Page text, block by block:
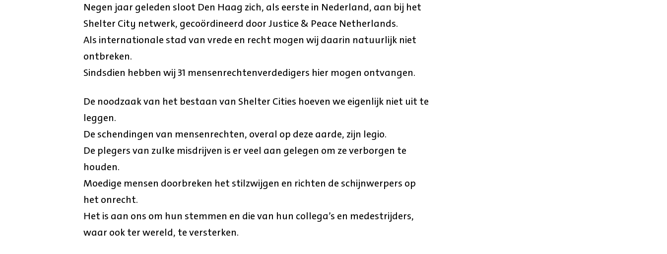
Negen jaar geleden sloot Den Haag zich, als eerste in Nederland, aan bij het
Shelter City netwerk, gecoördineerd door Justice & Peace Netherlands.
Als internationale stad van vrede en recht mogen wij daarin natuurlijk niet
ontbreken.
Sindsdien hebben wij 31 mensenrechtenverdedigers hier mogen ontvangen.
De noodzaak van het bestaan van Shelter Cities hoeven we eigenlijk niet uit te
leggen.
De schendingen van mensenrechten, overal op deze aarde, zijn legio.
De plegers van zulke misdrijven is er veel aan gelegen om ze verborgen te
houden.
Moedige mensen doorbreken het stilzwijgen en richten de schijnwerpers op
het onrecht.
Het is aan ons om hun stemmen en die van hun collega’s en medestrijders,
waar ook ter wereld, te versterken.